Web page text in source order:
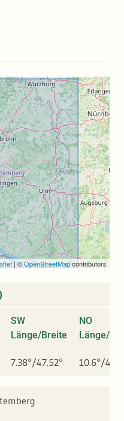
| ©OpenStreetMapcontributors
SW
Länge/Breite
NO
Länge/
7.38°/47.52° 10.6°/